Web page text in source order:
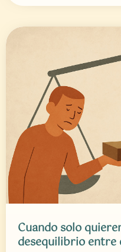
Cuando solo
desequilibrio